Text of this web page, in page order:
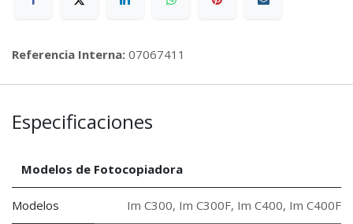
Referencia Interna: 07067411
Especificaciones
Modelos de Fotocopiadora
Modelos Im C300, Im C300F, Im C400, Im C400F